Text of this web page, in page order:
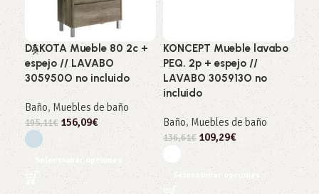
DAKOTA Mueble 80 2c +
espejo // LAVABO
305950O no incluido
Baño, Muebles de baño
195,11€156,09€
Seleccionar opciones
KONCEPT Mueble lavabo
PEQ. 2p + espejo //
LAVABO 305913O no
incluido
Baño, Muebles de baño
136,61€ 109,29€
Seleccionar opciones
–